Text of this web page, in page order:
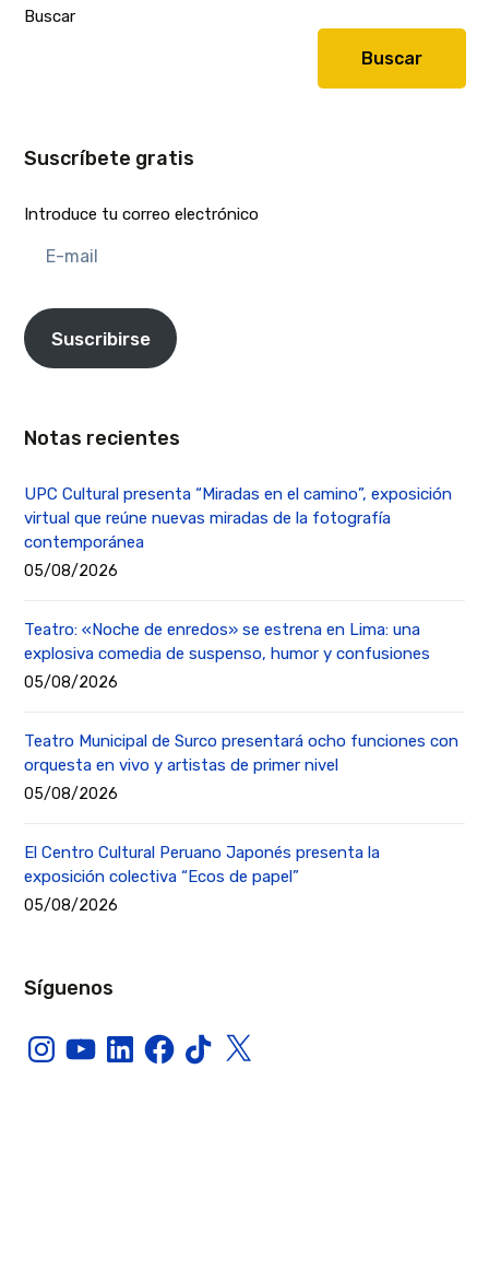
Buscar
Buscar
Suscríbete gratis
Introduce tu correo electrónico
mail
Suscribirse
Notas recientes
UPC Cultural presenta “Miradas en el camino”, exposición
virtual que reúne nuevas miradas de la fotografía
contemporánea
05/08/2026
Teatro: «Noche de enredos» se estrena en Lima: una
explosiva comedia de suspenso, humor y confusiones
05/08/2026
Teatro Municipal de Surco presentará ocho funciones con
orquesta en vivo y artistas de primer nivel
05/08/2026
El Centro Cultural Peruano Japonés presenta la
exposición colectiva “Ecos de papel”
05/08/2026
Síguenos
InstagramYouTubeLinkedInFacebook
TikTokX